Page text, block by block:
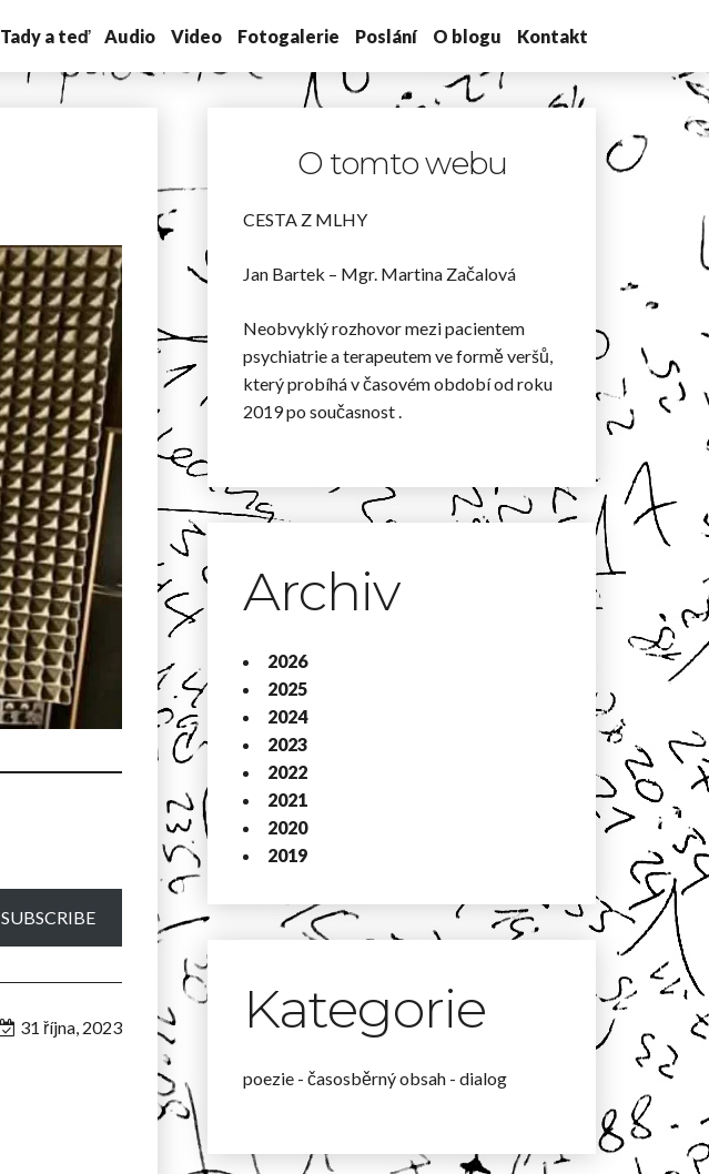
Tady a teď Audio Video Fotogalerie Poslání O blogu Kontakt
SUBSCRIBE
31 října, 2023
O tomto webu
CESTA Z MLHY
Jan Bartek – Mgr. Martina Začalová
Neobvyklý rozhovor mezi pacientem
psychiatrie a terapeutem ve formě veršů,
který probíhá v časovém období od roku
2019 po současnost .
Archiv
2026
2025
2024
2023
2022
2021
2020
2019
Kategorie
poezie - časosběrný obsah - dialog